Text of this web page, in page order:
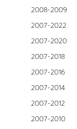
2008-2009
2007-2022
2007-2020
2007-2018
2007-2016
2007-2014
2007-2012
2007-2010